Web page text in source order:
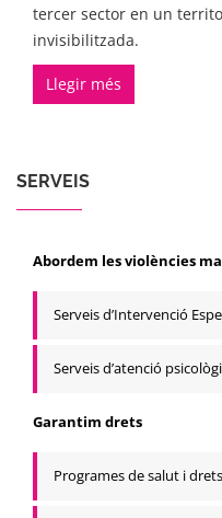
SERVEIS
Abordem les violències
Serveis d’Intervenció
Serveis d’atenció
Garantim drets
Programes de salut i
tercer sector en un
invisibilitzada.
Llegir més